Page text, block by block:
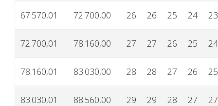
67.570,01 72.700,00 26 26 25 24 23
72.700,01 78.160,00 27 27 26 25 24
78.160,01 83.030,00 28 28 27 26 25
83.030,01 88.560,00 29 29 28 27 27